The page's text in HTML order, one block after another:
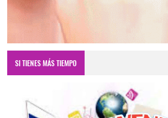
SI TIENES MÁS TIEMPO